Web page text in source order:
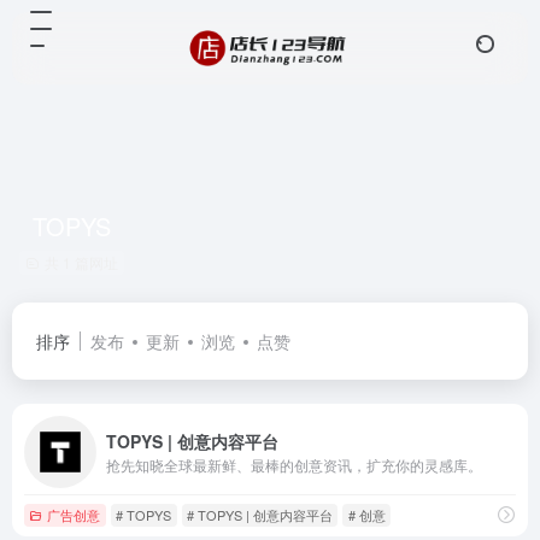
排序 发布 更新 浏览 点赞
TOPYS | 创意内容平台
抢先知晓全球最新鲜、最棒的创意资讯，扩充你的灵感库。
广告创意 # TOPYS # TOPYS | 创意内容平台 # 创意